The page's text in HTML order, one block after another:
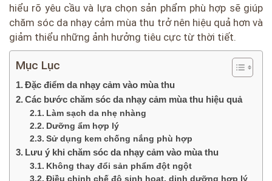
hiểu rõ yêu cầu và lựa chọn sản phẩm phù hợp sẽ giúp
chăm sóc da nhạy cảm mùa thu trở nên hiệu quả hơn và
giảm thiểu những ảnh hưởng tiêu cực từ thời tiết.
Mục Lục
Đặc điểm da nhạy cảm vào mùa thu
Các bước chăm sóc da nhạy cảm mùa thu hiệu quả
Làm sạch da nhẹ nhàng
Dưỡng ẩm hợp lý
Sử dụng kem chống nắng phù hợp
Lưu ý khi chăm sóc da nhạy cảm vào mùa thu
Không thay đổi sản phẩm đột ngột
Điều chỉnh chế độ sinh hoạt, dinh dưỡng hợp lý